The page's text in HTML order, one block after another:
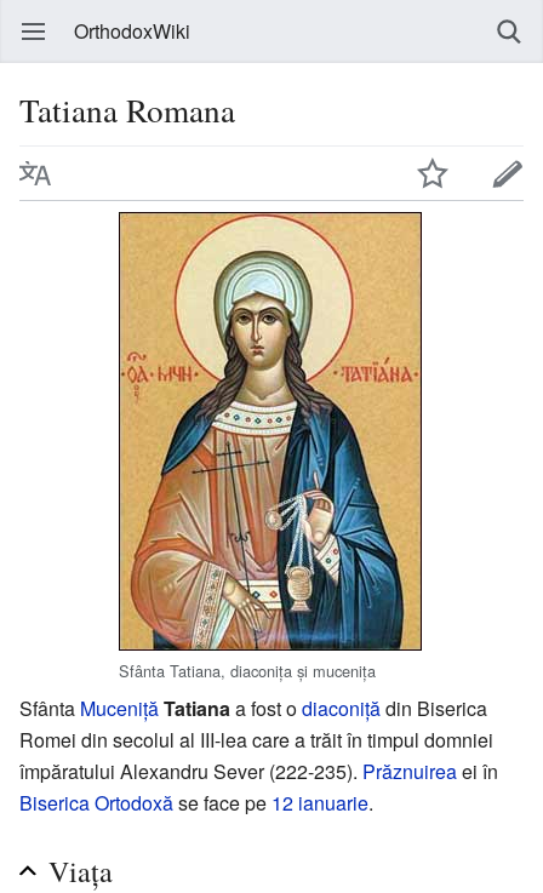
OrthodoxWiki
Tatiana Romana
Sfânta Tatiana, diaconița și mucenița
Sfânta MucenițăTatianaa fost odiaconițădin Biserica
Romei din secolul al III-lea care a trăit în timpul domniei
împăratului Alexandru Sever (222-235). Prăznuireaei în
Biserica Ortodoxăse face pe 12 ianuarie.
Viața